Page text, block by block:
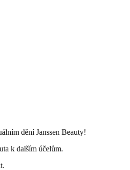
dění Janssen Beauty!
k dalším účelům.